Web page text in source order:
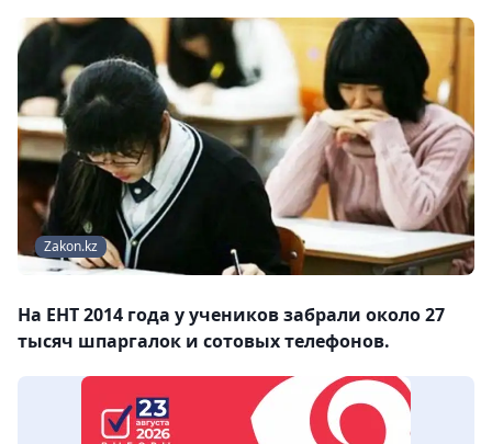
Zakon.kz
На ЕНТ 2014 года у учеников забрали около 27
тысяч шпаргалок и сотовых телефонов.